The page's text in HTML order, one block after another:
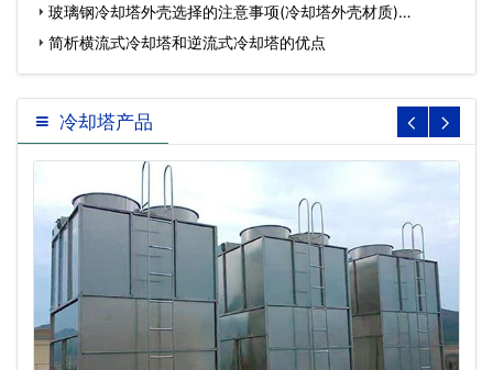
却…玻璃钢冷却塔外壳选择的注意事项(冷却塔外壳材质)…
简析横流式冷却塔和逆流式冷却塔的优点
冷却塔产品